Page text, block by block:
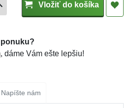
Vložiť do košíka
ponuku?
, dáme Vám ešte lepšiu!
Napíšte nám